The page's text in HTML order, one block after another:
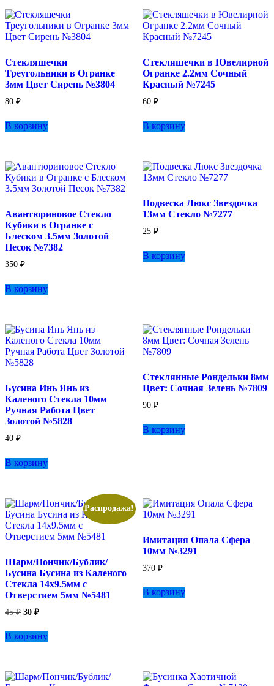
Стекляшечки
Треугольники в Огранке
3мм Цвет Сирень №3804
80 ₽
В корзину
Стекляшечки в Ювелирной
Огранке 2.2мм Сочный
Красный №7245
60 ₽
В корзину
Авантюриновое Стекло
Кубики в Огранке с
Блеском 3.5мм Золотой
Песок №7382
350 ₽
В корзину
Подвеска Люкс Звездочка
13мм Стекло №7277
25 ₽
В корзину
Бусина Инь Янь из
Каленого Стекла 10мм
Ручная Работа Цвет
Золотой №5828
40 ₽
В корзину
Стеклянные Рондельки 8мм
Цвет: Сочная Зелень №7809
90 ₽
В корзину
Распродажа!
Шарм/Пончик/Бублик/
Бусина Бусина из Каленого
Стекла 14х9.5мм с
Отверстием 5мм №5481
45₽ Первоначальная
цена
составляла
45 ₽.
30 ₽Текущая
цена:
30 ₽.
В корзину
Имитация Опала Сфера
10мм №3291
370 ₽
В корзину